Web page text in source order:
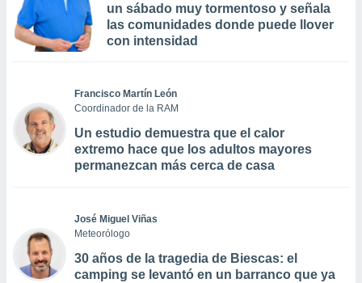
un sábado muy tormentoso y señala
las comunidades donde puede llover
con intensidad
Francisco Martín León
Coordinador de la RAM
Un estudio demuestra que el calor
extremo hace que los adultos mayores
permanezcan más cerca de casa
José Miguel Viñas
Meteorólogo
30 años de la tragedia de Biescas: el
camping se levantó en un barranco que ya